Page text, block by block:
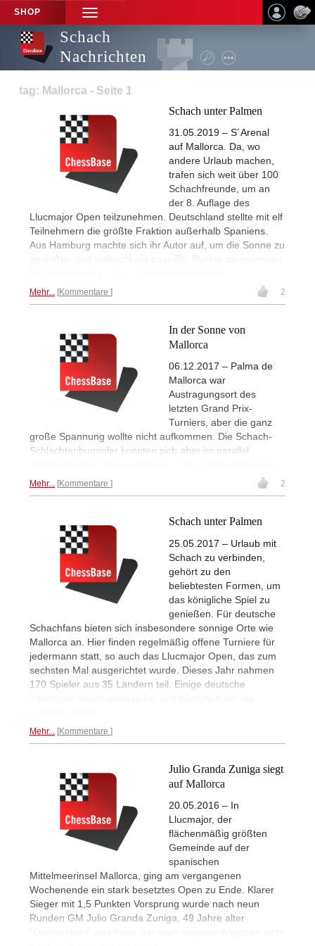
SHOP
TOGGLE
NAVIGATION
Schach
Nachrichten
tag: Mallorca - Seite 1
Schach unter Palmen
31.05.2019 – S´Arenal
auf Mallorca. Da, wo
andere Urlaub machen,
trafen sich weit über 100
Schachfreunde, um an
der 8. Auflage des
Llucmajor Open teilzunehmen. Deutschland stellte mit elf
Teilnehmern die größte Fraktion außerhalb Spaniens.
Aus Hamburg machte sich ihr Autor auf, um die Sonne zu
genießen und vielleicht ein paar Elo-Punkte zu gewinnen.
Mehr... Kommentare 2
In der Sonne von
Mallorca
06.12.2017 – Palma de
Mallorca war
Austragungsort des
letzten Grand Prix-
Turniers, aber die ganz
große Spannung wollte nicht aufkommen. Die Schach-
Schlachtenbummler konnten sich aber im parallel
Mehr... Kommentare 2
Schach unter Palmen
25.05.2017 – Urlaub mit
Schach zu verbinden,
gehört zu den
beliebtesten Formen, um
das königliche Spiel zu
genießen. Für deutsche
Schachfans bieten sich insbesondere sonnige Orte wie
Mallorca an. Hier finden regelmäßig offene Turniere für
jedermann statt, so auch das Llucmajor Open, das zum
sechsten Mal ausgerichtet wurde. Dieses Jahr nahmen
170 Spieler aus 35 Ländern teil. Einige deutsche
Mehr... Kommentare
Julio Granda Zuniga siegt
auf Mallorca
20.05.2016 – In
Llucmajor, der
flächenmäßig größten
Gemeinde auf der
spanischen
Mittelmeerinsel Mallorca, ging am vergangenen
Wochenende ein stark besetztes Open zu Ende. Klarer
Sieger mit 1,5 Punkten Vorsprung wurde nach neun
Runden GM Julio Granda Zuniga, 49 Jahre alter